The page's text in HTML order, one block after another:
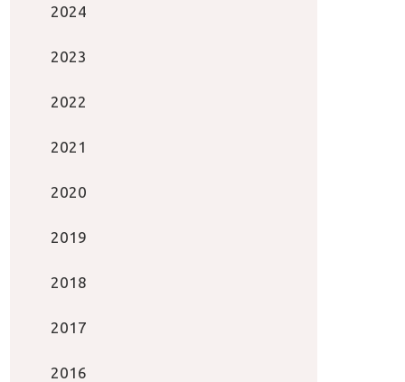
2024
2023
2022
2021
2020
2019
2018
2017
2016